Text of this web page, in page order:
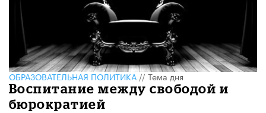
ОБРАЗОВАТЕЛЬНАЯ ПОЛИТИКА//Тема дня
Воспитание между свободой и
бюрократией